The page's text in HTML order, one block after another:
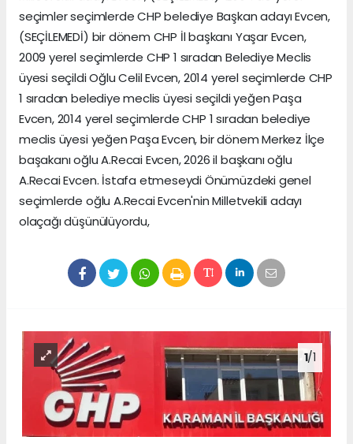
seçimler seçimlerde CHP belediye Başkan adayı Evcen,
(SEÇİLEMEDİ) bir dönem CHP İl başkanı Yaşar Evcen,
2009 yerel seçimlerde CHP 1 sıradan Belediye Meclis
üyesi seçildi Oğlu Celil Evcen, 2014 yerel seçimlerde CHP
1 sıradan belediye meclis üyesi seçildi yeğen Paşa
Evcen, 2014 yerel seçimlerde CHP 1 sıradan belediye
meclis üyesi yeğen Paşa Evcen, bir dönem Merkez İlçe
başakanı oğlu A.Recai Evcen, 2026 il başkanı oğlu
A.Recai Evcen. İstafa etmeseydi Önümüzdeki genel
seçimlerde oğlu A.Recai Evcen'nin Milletvekili adayı
olaçağı düşünülüyordu,
1/1